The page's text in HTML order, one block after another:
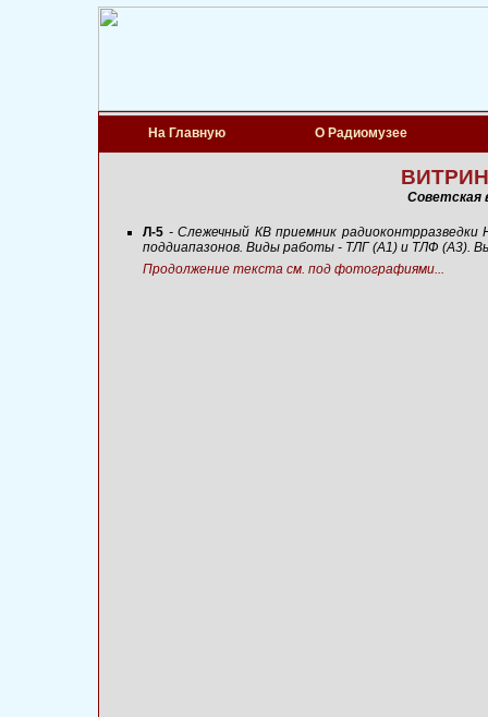
На Главную О Радиомузее
Советская
Л-5 - Слежечный КВ приемник
поддиапазонов. Виды работы - ТЛГ (А1) и ТЛФ (А3).
Продолжение текста см. под фотографиями...